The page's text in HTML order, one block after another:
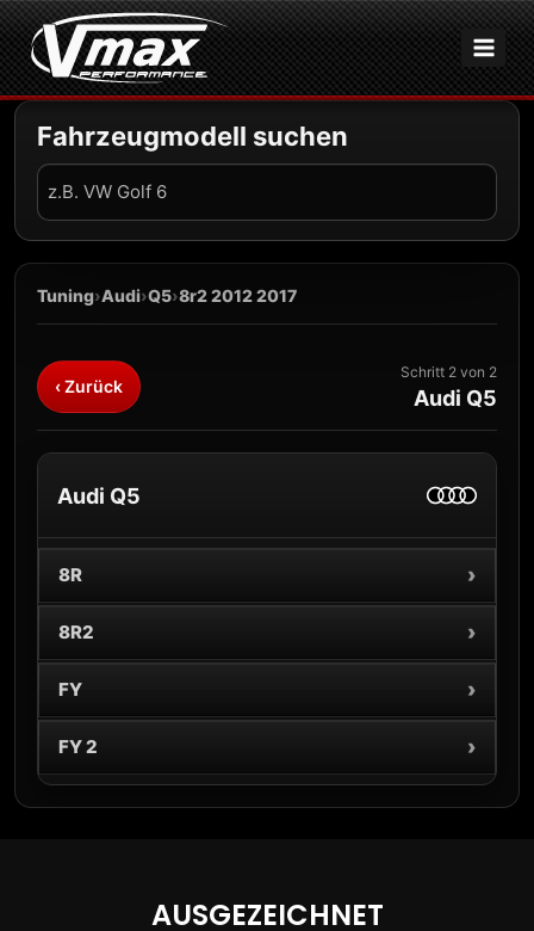
Zum
Inhalt
springen
Fahrzeugmodell suchen
Fahrzeug
suchen
Tuning›Audi›Q5›8r2 2012 2017
‹ Zurück
Schritt 2 von 2
Audi Q5
Audi Q5
8R ›
8R2 ›
FY ›
FY 2 ›
AUSGEZEICHNET